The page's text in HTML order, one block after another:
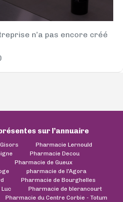
n’a pas encore créé
sur l’annuaire
Pharmacie Lernould
Pharmacie Decou
Pharmacie de Gueux
pharmacie de l'Agora
Pharmacie de Bourghelles
Pharmacie de blerancourt
Pharmacie du Centre Corbie - Totum